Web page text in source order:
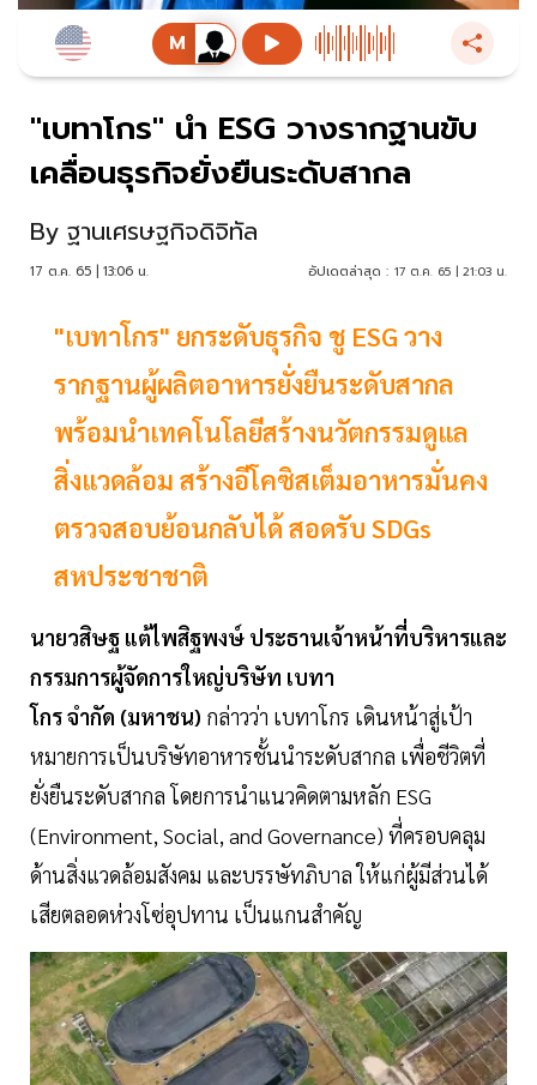
"เบทาโกร" นำ ESG วางรากฐานขับ
เคลื่อนธุรกิจยั่งยืนระดับสากล
By ฐานเศรษฐกิจดิจิทัล
17 ต.ค. 65 | 13:06 น. อัปเดตล่าสุด : 17 ต.ค. 65 | 21:03 น.
"เบทาโกร" ยกระดับธุรกิจ ชู ESG วาง
รากฐานผู้ผลิตอาหารยั่งยืนระดับสากล
พร้อมนำเทคโนโลยีสร้างนวัตกรรมดูแล
สิ่งแวดล้อม สร้างอีโคซิสเต็มอาหารมั่นคง
ตรวจสอบย้อนกลับได้ สอดรับ SDGs
สหประชาชาติ
นายวสิษฐ แต้ไพสิฐพงษ์ ประธานเจ้าหน้าที่บริหารและ
กรรมการผู้จัดการใหญ่บริษัท เบทา
โกร จำกัด (มหาชน) กล่าวว่า เบทาโกร เดินหน้าสู่เป้า
หมายการเป็นบริษัทอาหารชั้นนำระดับสากล เพื่อชีวิตที่
ยั่งยืนระดับสากล โดยการนำแนวคิดตามหลัก ESG
(Environment, Social, and Governance) ที่ครอบคลุม
ด้านสิ่งแวดล้อมสังคม และบรรษัทภิบาล ให้แก่ผู้มีส่วนได้
เสียตลอดห่วงโซ่อุปทาน เป็นแกนสำคัญ